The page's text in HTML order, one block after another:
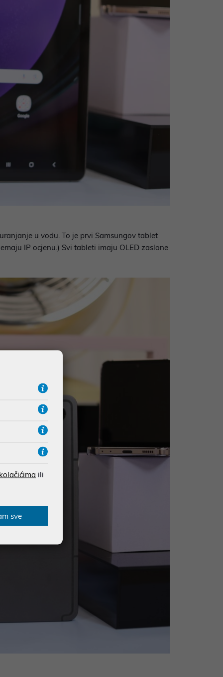
u vodu. To je prvi Samsungov tablet
IP ocjenu.) Svi tableti imaju OLED zaslone
ili
sve